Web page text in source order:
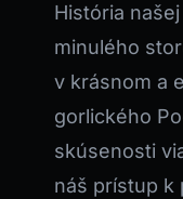
História
minulého
v krásnom a
gorlického
skúsenosti
náš prístup k